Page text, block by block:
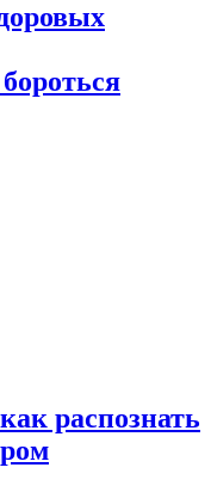
распознать